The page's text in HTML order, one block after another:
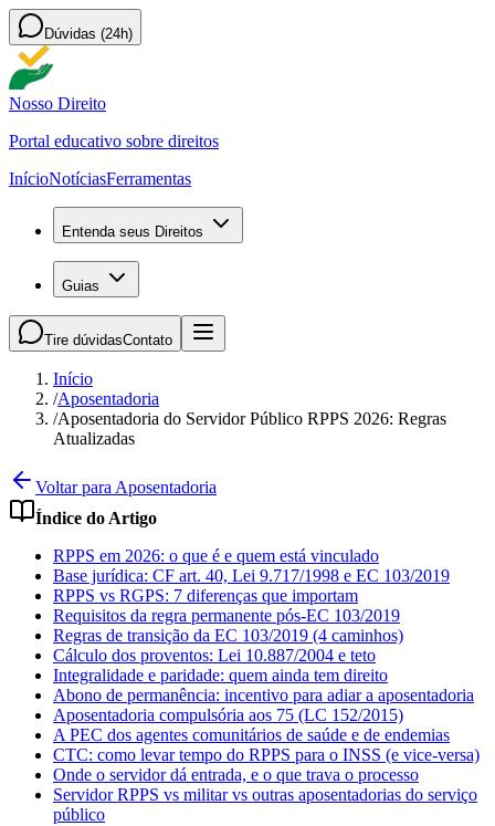
Dúvidas (24h)
Nosso Direito
Portal educativo sobre direitos
InícioNotíciasFerramentas
Entenda seus Direitos
Guias
Tire dúvidasContato
Início
/Aposentadoria
/Aposentadoria do Servidor Público RPPS 2026: Regras
Atualizadas
Voltar para Aposentadoria
Índice do Artigo
RPPS em 2026: o que é e quem está vinculado
Base jurídica: CF art. 40, Lei 9.717/1998 e EC 103/2019
RPPS vs RGPS: 7 diferenças que importam
Requisitos da regra permanente pós-EC 103/2019
Regras de transição da EC 103/2019 (4 caminhos)
Cálculo dos proventos: Lei 10.887/2004 e teto
Integralidade e paridade: quem ainda tem direito
Abono de permanência: incentivo para adiar a aposentadoria
Aposentadoria compulsória aos 75 (LC 152/2015)
A PEC dos agentes comunitários de saúde e de endemias
CTC: como levar tempo do RPPS para o INSS (e vice-versa)
Onde o servidor dá entrada, e o que trava o processo
Servidor RPPS vs militar vs outras aposentadorias do serviço
público